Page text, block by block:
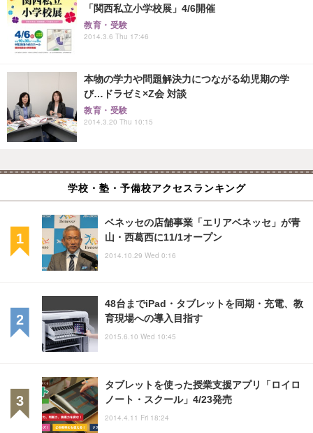
「関西私立小学校展」4/6開催
教育・受験
2014.3.6 Thu 17:46
本物の学力や問題解決力につながる幼児期の学
び…ドラゼミ×Z会 対談
教育・受験
2014.3.20 Thu 10:15
学校・塾・予備校アクセスランキング
ベネッセの店舗事業「エリアベネッセ」が青
山・西葛西に11/1オープン
2014.10.29 Wed 0:16
48台までiPad・タブレットを同期・充電、教
育現場への導入目指す
2015.6.10 Wed 10:45
タブレットを使った授業支援アプリ「ロイロ
ノート・スクール」4/23発売
2014.4.11 Fri 18:24